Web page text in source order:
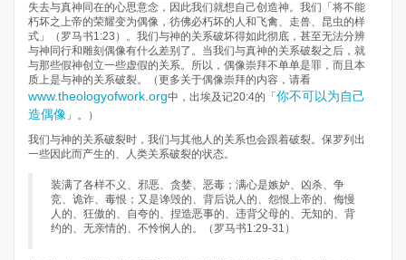
失去与真神同在的心思意念，因此我们就想自己创造神。我们「将不能
朽坏之上帝的荣耀变为偶像，彷佛必朽坏的人和飞禽、走兽、昆虫的样
式」（罗马书1:23）。我们与神的关系破坏得如此彻底，甚至无法分辨
与神同行和雕刻偶像有什么差别了。当我们与真神的关系破裂之后，就
与那些假神创立一些虚假的关系。所以，偶像崇拜不单单是罪，而且本
质上是与神的关系破裂。（更多关于偶像崇拜的内容，请看
www.theologyofwork.org中，出埃及记20:4的「 你不可以为自己
造偶像 」。）
我们与神的关系破裂时，我们与其他人的关系也会跟着破裂。保罗列出
一些因此而产生的、人类关系破裂的状态。
装满了各样不义、邪恶、贪婪、恶毒；满心是嫉妒、凶杀、争
竞、诡诈、毒恨；又是谗毁的、背后说人的、怨恨上帝的、侮慢
人的、狂傲的、自夸的、捏造恶事的、违背父母的、无知的、背
约的、无亲情的、不怜悯人的。（罗马书1:29-31）